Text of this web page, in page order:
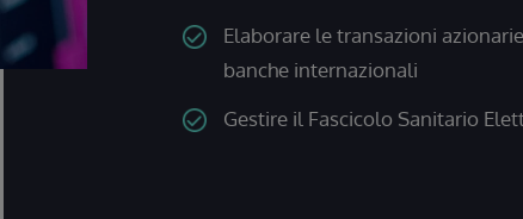
Elaborare le transazioni
banche internazionali
Gestire il Fascicolo Sanitario